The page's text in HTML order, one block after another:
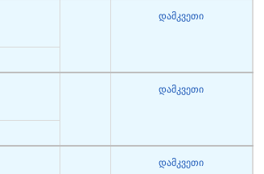
დამკვეთი
დამკვეთი
დამკვეთი